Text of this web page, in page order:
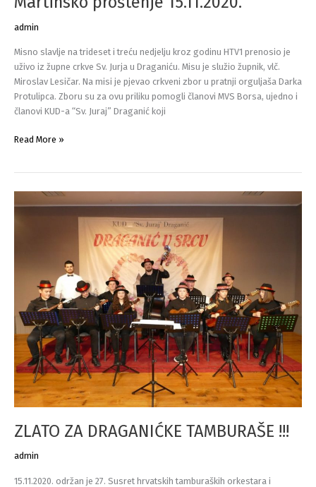
admin
Misno slavlje na trideset i treću nedjelju kroz godinu HTV1 prenosio je
uživo iz župne crkve Sv. Jurja u Draganiću. Misu je služio župnik, vlč.
Miroslav Lesičar. Na misi je pjevao crkveni zbor u pratnji orguljaša Darka
Protulipca. Zboru su za ovu priliku pomogli članovi MVS Borsa, ujedno i
članovi KUD-a “Sv. Juraj” Draganić koji
Martinsko
Read More »
ZLATO ZA DRAGANIĆKE TAMBURAŠE !!!
admin
15.11.2020. održan je 27. Susret hrvatskih tamburaških orkestara i